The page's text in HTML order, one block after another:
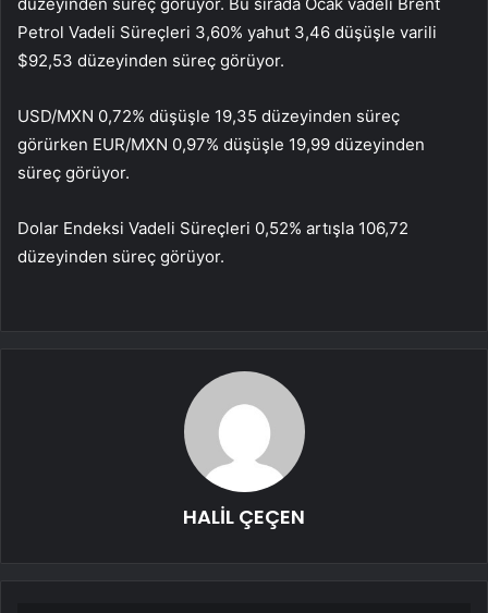
düzeyinden süreç görüyor. Bu sırada Ocak vadeli Brent
Petrol Vadeli Süreçleri 3,60% yahut 3,46 düşüşle varili
$92,53 düzeyinden süreç görüyor.
USD/MXN 0,72% düşüşle 19,35 düzeyinden süreç
görürken EUR/MXN 0,97% düşüşle 19,99 düzeyinden
süreç görüyor.
Dolar Endeksi Vadeli Süreçleri 0,52% artışla 106,72
düzeyinden süreç görüyor.
HALİL ÇEÇEN